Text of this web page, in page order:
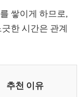
쌓이게 하므로,
한 시간은 관계
추천 이유